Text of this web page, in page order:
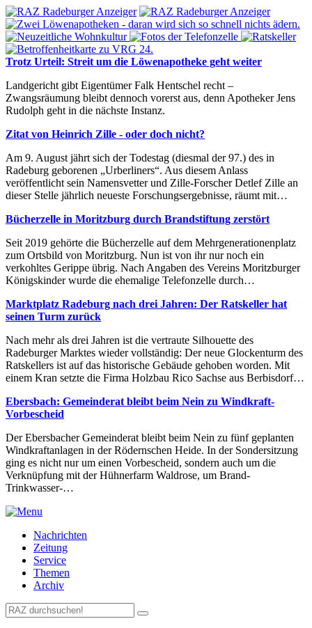
Trotz Urteil: Streit um die Löwenapotheke geht weiter
Landgericht gibt Eigentümer Falk Hentschel recht –
Zwangsräumung bleibt dennoch vorerst aus, denn Apotheker Jens
Rudolph geht in die nächste Instanz.
Zitat von Heinrich Zille - oder doch nicht?
Am 9. August jährt sich der Todestag (diesmal der 97.) des in
Radeburg geborenen „Urberliners“. Aus diesem Anlass
veröffentlicht sein Namensvetter und Zille-Forscher Detlef Zille an
dieser Stelle jährlich neueste Forschungsergebnisse, räumt mit…
Bücherzelle in Moritzburg durch Brandstiftung zerstört
Seit 2019 gehörte die Bücherzelle auf dem Mehrgenerationenplatz
zum Ortsbild von Moritzburg. Nun ist von ihr nur noch ein
verkohltes Gerippe übrig. Nach Angaben des Vereins Moritzburger
Königskinder wurde die ehemalige Telefonzelle durch…
Marktplatz Radeburg nach drei Jahren: Der Ratskeller hat
seinen Turm zurück
Nach mehr als drei Jahren ist die vertraute Silhouette des
Radeburger Marktes wieder vollständig: Der neue Glockenturm des
Ratskellers ist auf das historische Gebäude gehoben worden. Mit
einem Kran setzte die Firma Holzbau Rico Sachse aus Berbisdorf…
Ebersbach: Gemeinderat bleibt beim Nein zu Windkraft-
Vorbescheid
Der Ebersbacher Gemeinderat bleibt beim Nein zu fünf geplanten
Windkraftanlagen in der Rödernschen Heide. In der Sondersitzung
ging es nicht nur um einen Vorbescheid, sondern auch um die
Verknüpfung mit der Hühnerfarm Waldrose, um Brand-
Trinkwasser-…
Nachrichten
Zeitung
Service
Themen
Archiv